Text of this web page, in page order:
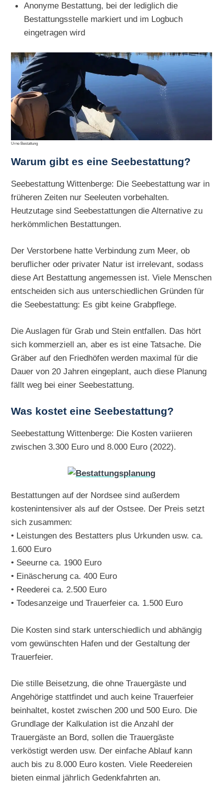
Anonyme Bestattung, bei der lediglich die
Bestattungsstelle markiert und im Logbuch
eingetragen wird
Urne Bestattung
Warum gibt es eine Seebestattung?
Seebestattung Wittenberge: Die Seebestattung war in
früheren Zeiten nur Seeleuten vorbehalten.
Heutzutage sind Seebestattungen die Alternative zu
herkömmlichen Bestattungen.
Der Verstorbene hatte Verbindung zum Meer, ob
beruflicher oder privater Natur ist irrelevant, sodass
diese Art Bestattung angemessen ist. Viele Menschen
entscheiden sich aus unterschiedlichen Gründen für
die Seebestattung: Es gibt keine Grabpflege.
Die Auslagen für Grab und Stein entfallen. Das hört
sich kommerziell an, aber es ist eine Tatsache. Die
Gräber auf den Friedhöfen werden maximal für die
Dauer von 20 Jahren eingeplant, auch diese Planung
fällt weg bei einer Seebestattung.
Was kostet eine Seebestattung?
Seebestattung Wittenberge: Die Kosten variieren
zwischen 3.300 Euro und 8.000 Euro (2022).
Bestattungen auf der Nordsee sind außerdem
kostenintensiver als auf der Ostsee. Der Preis setzt
sich zusammen:
• Leistungen des Bestatters plus Urkunden usw. ca.
1.600 Euro
• Seeurne ca. 1900 Euro
• Einäscherung ca. 400 Euro
• Reederei ca. 2.500 Euro
• Todesanzeige und Trauerfeier ca. 1.500 Euro
Die Kosten sind stark unterschiedlich und abhängig
vom gewünschten Hafen und der Gestaltung der
Trauerfeier.
Die stille Beisetzung, die ohne Trauergäste und
Angehörige stattfindet und auch keine Trauerfeier
beinhaltet, kostet zwischen 200 und 500 Euro. Die
Grundlage der Kalkulation ist die Anzahl der
Trauergäste an Bord, sollen die Trauergäste
verköstigt werden usw. Der einfache Ablauf kann
auch bis zu 8.000 Euro kosten. Viele Reedereien
bieten einmal jährlich Gedenkfahrten an.